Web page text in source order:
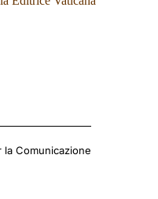
Comunicazione